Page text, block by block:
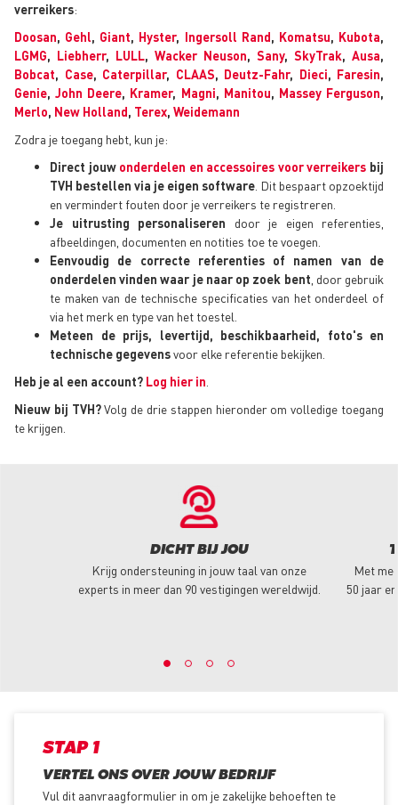
verreikers:
Doosan, Gehl, Giant, Hyster, Ingersoll Rand, Komatsu, Kubota,
LGMG, Liebherr, LULL, Wacker Neuson, Sany, SkyTrak, Ausa,
Bobcat, Case, Caterpillar, CLAAS, Deutz-Fahr, Dieci, Faresin,
Genie,John Deere, Kramer, Magni, Manitou, Massey Ferguson,
Merlo, New Holland, Terex, Weidemann
Zodra je toegang hebt, kun je:
Direct jouw onderdelen en accessoires voor verreikers bij
TVH bestellen via je eigen software . Dit bespaart opzoektijd
en vermindert fouten door je verreikers te registreren.
Je uitrusting personaliseren door je eigen referenties,
afbeeldingen, documenten en notities toe te voegen.
Eenvoudig de correcte referenties of namen van de
onderdelen vinden waar je naar op zoek bent , door gebruik
te maken van de technische specificaties van het onderdeel of
via het merk en type van het toestel.
Meteen de prijs, levertijd, beschikbaarheid, foto's en
technische gegevensvoor elke referentie bekijken.
Heb je al een account? Log hier in
Nieuw bij TVH?Volg de drie stappen hieronder om volledige toegang
te krijgen.
DICHT BIJ JOU
Krijg ondersteuning in jouw taal van onze
experts in meer dan 90 vestigingen wereldwijd.
Met
50 jaar
STAP 1
VERTEL ONS OVER JOUW BEDRIJF
Vul dit aanvraagformulier in om je zakelijke behoeften te